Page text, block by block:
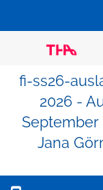
fi-ss26-
2026 -
September
Jana